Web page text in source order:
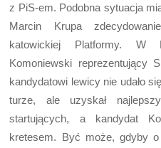
z PiS-em. Podobna sytuacja
Marcin Krupa
katowickiej Platformy. W
Komoniewski reprezentujący
kandydatowi lewicy nie udało
turze, ale uzyskał
startujących, a kandydat
kretesem. Być może, gdyby o